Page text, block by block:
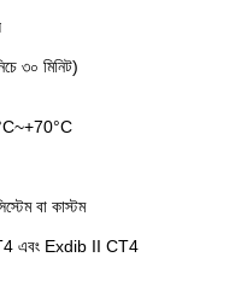
৩০ মিনিট)
বা কাস্টম
এবং Exdib II CT4